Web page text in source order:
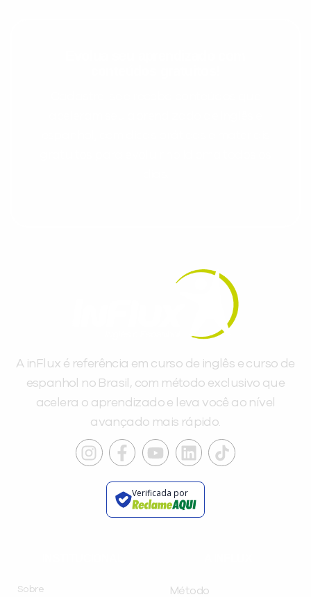
A inFlux é referência em curso de inglês e curso de
espanhol no Brasil, com método exclusivo que
acelera o aprendizado e leva você ao nível
avançado mais rápido.
Verificada por
Sobre
Método